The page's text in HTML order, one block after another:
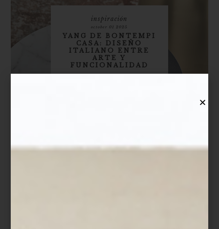
inspiración
october 01 2025
YANG DE BONTEMPI
CASA: DISEÑO
ITALIANO ENTRE
ARTE Y
FUNCIONALIDAD